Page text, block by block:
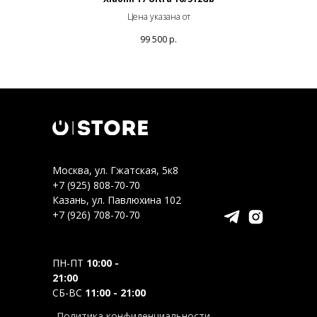
Цена указана от
99 500р.
Москва, ул. Гжатская, 5к8
+7 (925) 808-70-70
Казань, ул. Павлюхина 102
+7 (926) 708-70-70
ПН-ПТ 10:00 -
21:00
СБ-ВС 11:00 - 21:00